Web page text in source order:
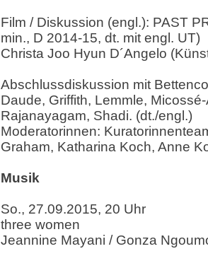
Film / Diskussion (engl.): PAST
min., D 2014-15, dt. mit engl. UT)
Christa Joo Hyun D´Angelo
Abschlussdiskussion mit
Daude, Griffith, Lemmle,
Rajanayagam, Shadi. (dt./engl.)
Moderatorinnen:
Graham, Katharina Koch, Anne
Musik
So., 27.09.2015, 20 Uhr
three women
Jeannine Mayani / Gonza